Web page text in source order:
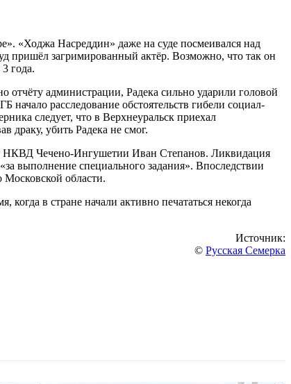
«Ходжа Насреддин» даже на суде посмеивался над
пришёл загримированный актёр. Возможно, что так он
года.
отчёту администрации, Радека сильно ударили головой
расследование обстоятельств гибели социал-
следует, что в Верхнеуральск приехал
убить Радека не смог.
НКВД Чечено-Ингушетии Иван Степанов. Ликвидация
выполнение специального задания». Впоследствии
области.
в стране начали активно печататься некогда
Источник:
© Русская Семерка